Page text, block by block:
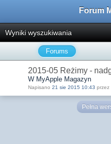
Forum
Wyniki wyszukiwania
Forums
2015-05 Reżimy -
W MyApple Magazyn
Napisano 21 sie 2015 10:43 przez
Pełna